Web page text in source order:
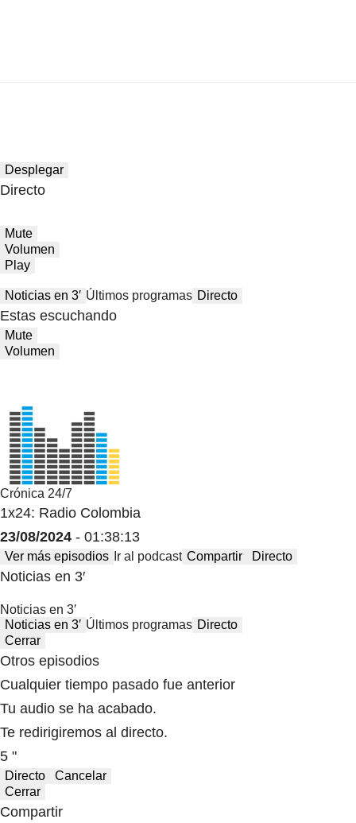
Desplegar
Directo
Mute
Volumen
Play
Noticias en 3′ Últimos programas Directo
Estas escuchando
Mute
Volumen
Crónica 24/7
1x24: Radio Colombia
23/08/2024 - 01:38:13
Ver más episodios Ir al podcast Compartir Directo
Noticias en 3′
Noticias en 3′
Noticias en 3′ Últimos programas Directo
Cerrar
Otros episodios
Cualquier tiempo pasado fue anterior
Tu audio se ha acabado.
Te redirigiremos al directo.
5 "
Directo
Cancelar
Cerrar
Compartir